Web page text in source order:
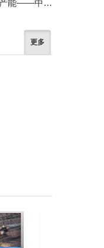
锻造无愧时代无愧使命的世界一流新质产能——中国有色金属工业的战略应对与破局之道（二）
更多